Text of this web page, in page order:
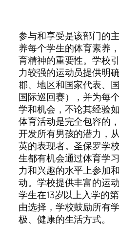
参与和享受是该部门的
养每个学生的体育素养
育精神的重要性。学校
力较强的运动员提供明
郡、地区和国家代表、
国际巡回赛），并为每
学和机会，不论其经验
体育活动是完全包容的
开发所有男孩的潜力，
英的表现者。圣保罗学
生都有机会通过体育学
力和兴趣的水平上参加
动。学校提供丰富的运
学生在13岁以上入学的
由选择，学校鼓励所有
极、健康的生活方式。